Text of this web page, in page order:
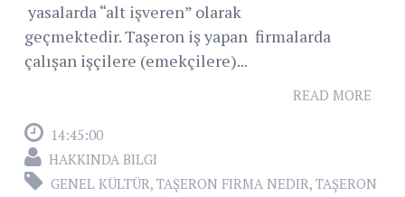
yasalarda “alt işveren” olarak
geçmektedir. Taşeron iş yapan firmalarda
çalışan işçilere (emekçilere)...
READ MORE
14:45:00
HAKKINDA BILGI
GENEL KÜLTÜR, TAŞERON FIRMA NEDIR, TAŞERON